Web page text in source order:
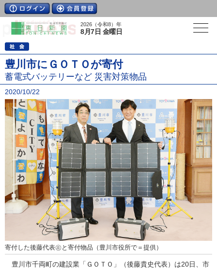
2026（令和8）年
8月7日 金曜日
豊川市にＧＯＴＯが寄付
蓄電式バッテリーなど 災害対策物品
2020/10/22
寄付した後藤代表㊧と寄付物品（豊川市役所で＝提供）
豊川市千両町の建設業「ＧＯＴＯ」（後藤貴史代表）は20日、市